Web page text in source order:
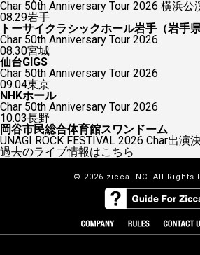
Char 50th Anniversary Tour 2026 横浜公
08.29岩手
トーサイクラシックホール岩手（岩手
Char 50th Anniversary Tour 2026
08.30宮城
仙台GIGS
Char 50th Anniversary Tour 2026
09.04東京
NHKホール
Char 50th Anniversary Tour 2026
10.03長野
岡谷市民総合体育館スワンドーム
UNAGI ROCK FESTIVAL 2026 Char出演
過去のライブ情報はこちら
© 2026 zicca.INC. All Rights